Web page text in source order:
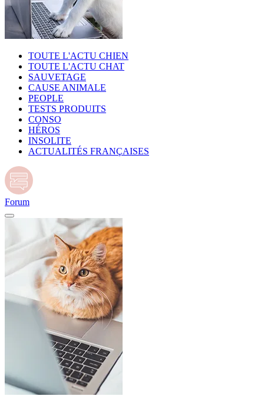
TOUTE L'ACTU CHIEN
TOUTE L'ACTU CHAT
SAUVETAGE
CAUSE ANIMALE
PEOPLE
TESTS PRODUITS
CONSO
HÉROS
INSOLITE
ACTUALITÉS FRANÇAISES
Forum